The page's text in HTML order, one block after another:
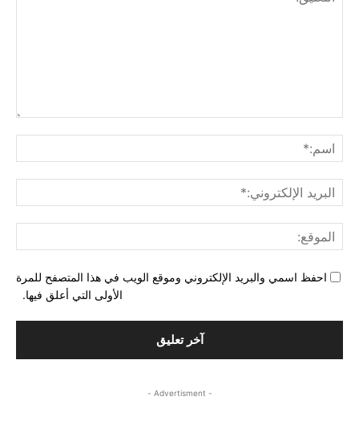
احفظ اسمي والبريد الإلكتروني وموقع الويب في هذا المتصفح للمرة
الأولى التي أعلق فيها.
- Advertisment -